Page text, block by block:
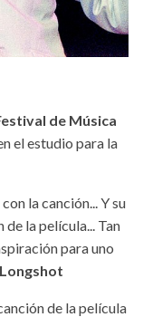
de Música
el estudio para la
la canción... Y su
la película... Tan
para uno
Longshot
de la película